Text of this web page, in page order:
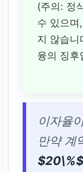
(주의: 정
수 있으며
지 않습니
융의 징후
이자율
만약 계
$20\%$